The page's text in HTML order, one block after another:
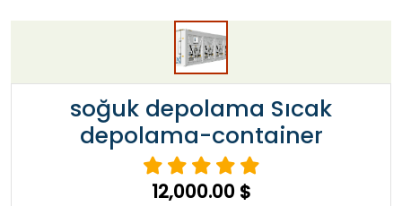
soğuk depolama Sıcak
depolama-container
12,000.00 $